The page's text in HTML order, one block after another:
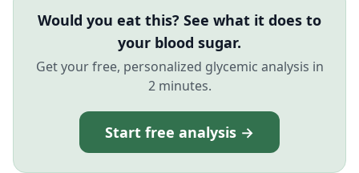
Would you eat this? See what it does to
your blood sugar.
Get your free, personalized glycemic analysis in
2 minutes.
Start free analysis →